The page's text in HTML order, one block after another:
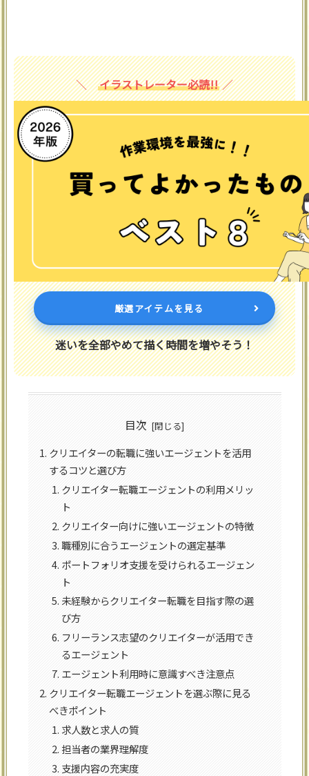
イラストレーター必読!!
厳選アイテムを見る
迷いを全部やめて描く時間を増やそう！
目次
クリエイターの転職に強いエージェントを活用
するコツと選び方
クリエイター転職エージェントの利用メリッ
ト
クリエイター向けに強いエージェントの特徴
職種別に合うエージェントの選定基準
ポートフォリオ支援を受けられるエージェン
ト
未経験からクリエイター転職を目指す際の選
び方
フリーランス志望のクリエイターが活用でき
るエージェント
エージェント利用時に意識すべき注意点
クリエイター転職エージェントを選ぶ際に見る
べきポイント
求人数と求人の質
担当者の業界理解度
支援内容の充実度